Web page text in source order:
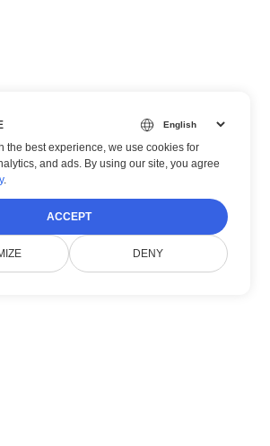
the best experience, we use cookies for
and ads. By using our site, you agree
.
ACCEPT
DENY